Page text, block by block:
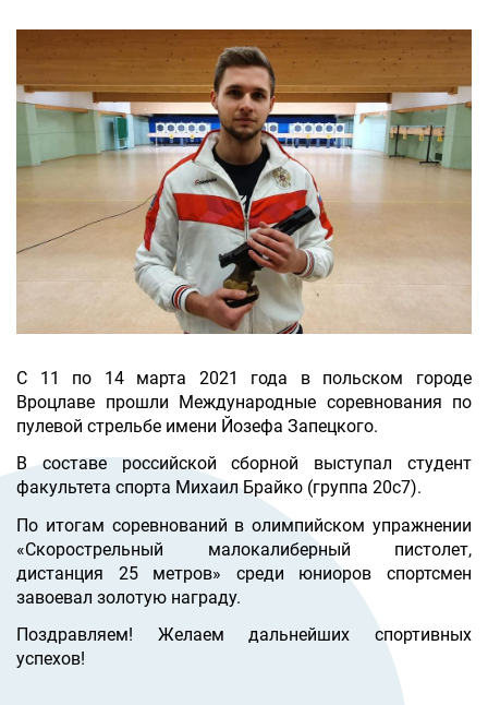
С 11 по 14 марта 2021 года в польском городе
Вроцлаве прошли Международные соревнования по
пулевой стрельбе имени Йозефа Запецкого.
В составе российской сборной выступал студент
факультета спорта Михаил Брайко (группа 20с7).
По итогам соревнований в олимпийском упражнении
«Скорострельный малокалиберный пистолет,
дистанция 25 метров» среди юниоров спортсмен
завоевал золотую награду.
Поздравляем! Желаем дальнейших спортивных
успехов!